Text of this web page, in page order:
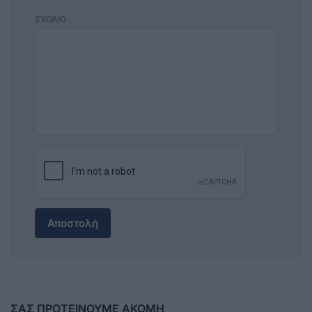
ΣΧΟΛΙΟ
Αποστολή
ΣΑΣ ΠΡΟΤΕΙΝΟΥΜΕ ΑΚΟΜΗ